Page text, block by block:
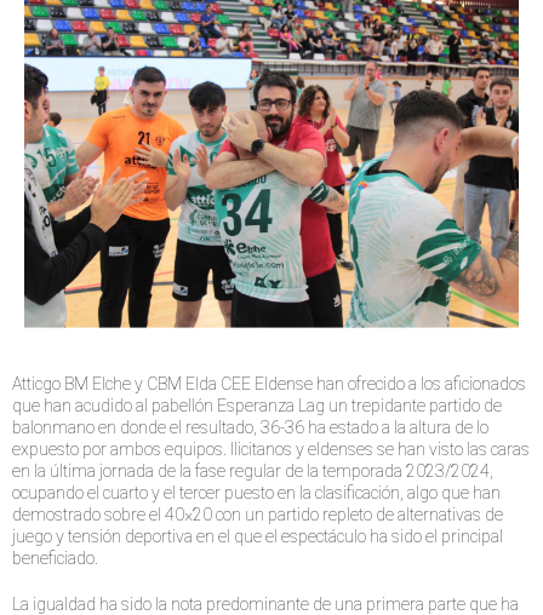
Atticgo BM Elche y CBM Elda CEE Eldense han ofrecido a los aficionados
que han acudido al pabellón Esperanza Lag un trepidante partido de
balonmano en donde el resultado, 36-36 ha estado a la altura de lo
expuesto por ambos equipos. Ilicitanos y eldenses se han visto las caras
en la última jornada de la fase regular de la temporada 2023/2024,
ocupando el cuarto y el tercer puesto en la clasificación, algo que han
demostrado sobre el 40×20 con un partido repleto de alternativas de
juego y tensión deportiva en el que el espectáculo ha sido el principal
beneficiado.
La igualdad ha sido la nota predominante de una primera parte que ha